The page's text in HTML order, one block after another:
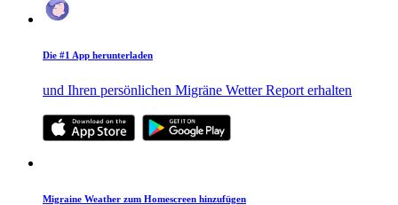
Die #1 App herunterladen
und Ihren persönlichen Migräne Wetter Report erhalten
Migraine Weather zum Homescreen hinzufügen